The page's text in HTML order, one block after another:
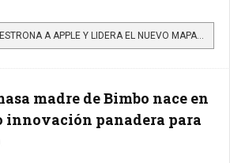
LEER MÁS…GOOGLE DESTRONA A APPLE Y LIDERA EL NUEVO MAPA MUNDIAL DE LAS MARCAS MÁS VALIOSAS
madre de Bimbo nace en
innovación panadera para